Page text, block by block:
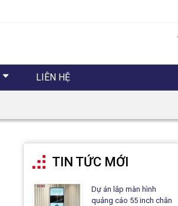
LIÊN HỆ
TIN TỨC MỚI
Dự án lắp màn hình
quảng cáo 55 inch chân